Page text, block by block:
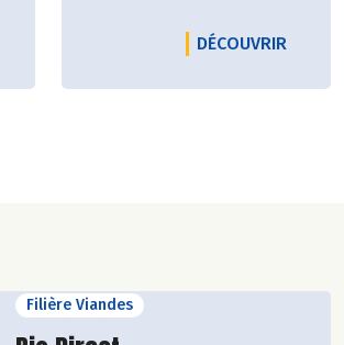
LE PRODUCTEUR FERME DE VIGNOLLES
DÉCOUVRIRLE
Filière Viandes